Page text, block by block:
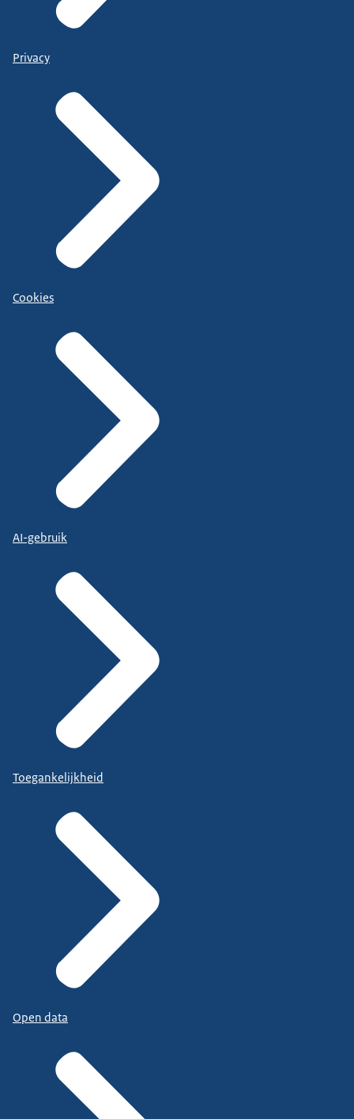
Privacy
Cookies
AI-gebruik
Toegankelijkheid
Open data